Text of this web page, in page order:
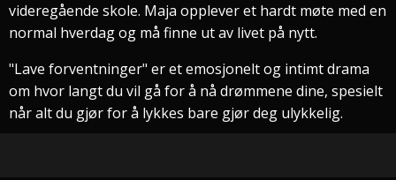
videregående skole. Maja opplever et hardt møte med en
normal hverdag og må finne ut av livet på nytt.
"Lave forventninger" er et emosjonelt og intimt drama
om hvor langt du vil gå for å nå drømmene dine, spesielt
når alt du gjør for å lykkes bare gjør deg ulykkelig.